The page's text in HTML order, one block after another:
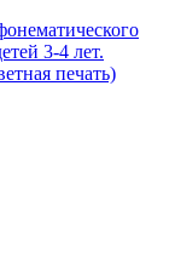
3-4 лет.
печать)